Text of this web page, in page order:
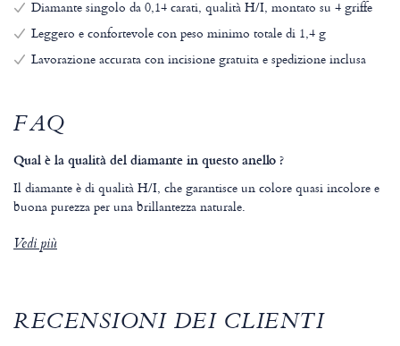
Diamante singolo da 0,14 carati, qualità H/I, montato su 4 griffe
Leggero e confortevole con peso minimo totale di 1,4 g
Lavorazione accurata con incisione gratuita e spedizione inclusa
FAQ
Qual è la qualità del diamante in questo anello ?
Il diamante è di qualità H/I, che garantisce un colore quasi incolore e
buona purezza per una brillantezza naturale.
Vedi più
RECENSIONI DEI CLIENTI